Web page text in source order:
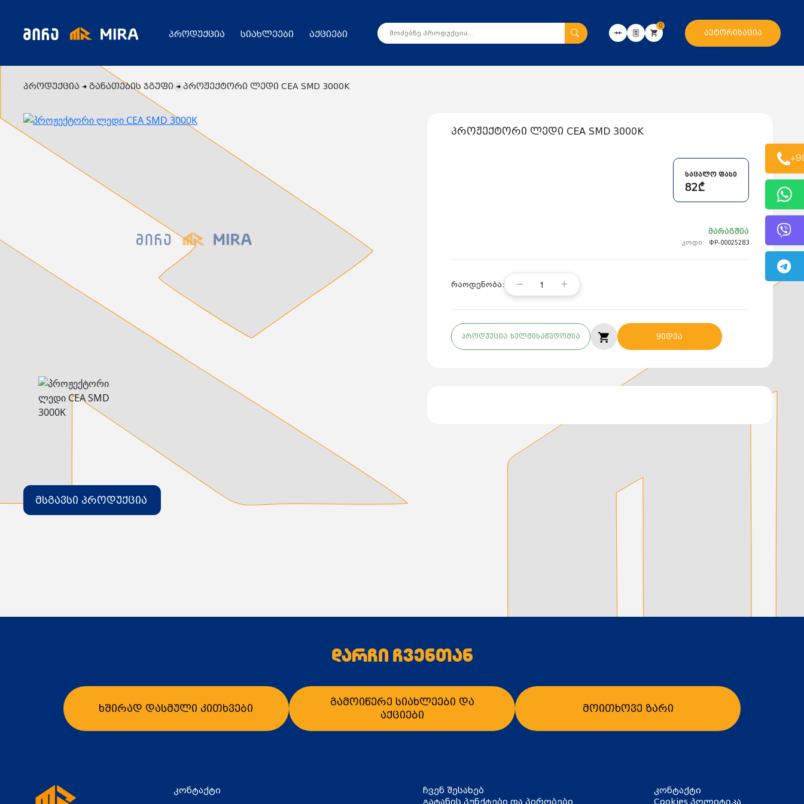
პროდუქცია სიახლეები აქციები
0
ავტორიზაცია
ყველა პროდუქცია
გენერატორი
ცენტრალური გათბობის ქვაბები
აბაზანის საშრობები
რადიატორები
საფართოებელი ავზები
კალორიფერები
მოცულობითი ბოილერი
ქვაბის სათადარიგო ნაწილები
გაზის მილები და მაკომპლექტებლები
გათბობის სისტემის მაკომპლექტებლები
ავარიული ციმციმები ხმოვანი ზარები
განათების ჯგუფი
დამიწების მოწყობილობები
დენისა და ძაბვის მექანიზმები
სადენის არხები და აქსესუარები
ელექტრო სადენის დოლურა
ელექტრო საკომუნიკაციო სადენები
მწერების საკლავი და სათადარიგო ნათურები
სადენის საკონტაქტო ელემენტი ჯგუფი
ხელის ინსტრუმენტის აქსესუარები
სამაგრი დეტალები ლითონის
ვენტილაცია
საცურაო აუზები და აქსესუარები
ელექტრო კარადები
ძაბვის რეგულატორი და სათადარიგო ნაწილები
ელექტრო სამონტაჟო ხელსაწყოები
საკანალიზაციო მილები და ფიტინგები
სიახლეები
პროდუქცია განათების ჯგუფი პროჟექტორი ლედი CEA SMD 3000K
პროჟექტორი ლედი CEA SMD 3000K
საცალო ფასი
82₾
მარაგშია
კოდი: ФР-00025283
რაოდენობა: 1
პროდუქცია ხელმისაწვდომია ყიდვა
მსგავსი პროდუქცია
დარჩი ჩვენთან
ხშირად დასმული კითხვები
გამოიწერე სიახლეები და
აქციები
მოითხოვე ზარი
კონტაქტი
ჩვენ შესახებ
გატანის პუნქტები და პირობები
კონტაქტი
Cookies პოლიტიკა